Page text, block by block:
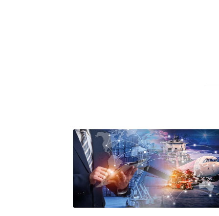
A verificação dimensional e
A fabricação conforme das
Os critérios médicos da
A prevenção clínica da coceira
Os sintomas clínicos do
O tratamento médico da
As causas médicas da queda
Quando a gestão é o
Os procedimentos para a
concreto de obras